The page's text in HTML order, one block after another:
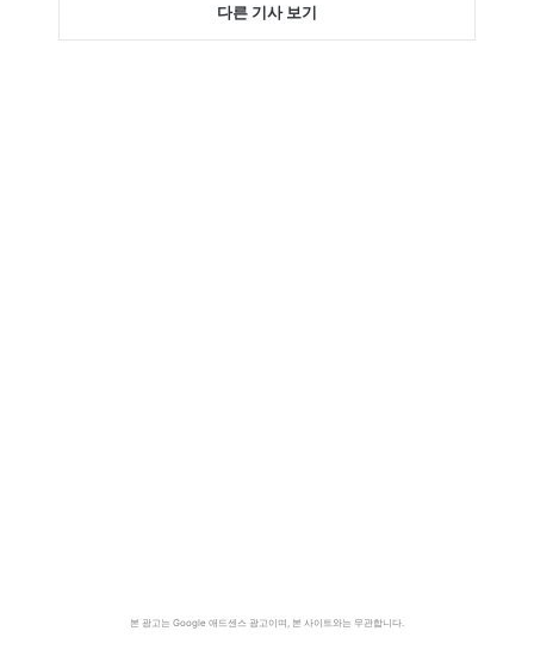
다른 기사 보기
본 광고는 Google 애드센스 광고이며, 본 사이트와는 무관합니다.